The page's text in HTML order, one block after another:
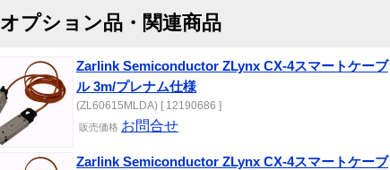
オプション品・関連商品
Zarlink Semiconductor ZLynx CX-4スマートケーブ
ル 3m/プレナム仕様
(ZL60615MLDA) [ 12190686 ]
販売価格 お問合せ
Zarlink Semiconductor ZLynx CX-4スマートケーブ